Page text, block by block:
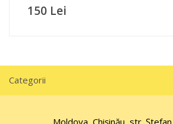
150 Lei
Categorii
Moldova, Chișinău, str.